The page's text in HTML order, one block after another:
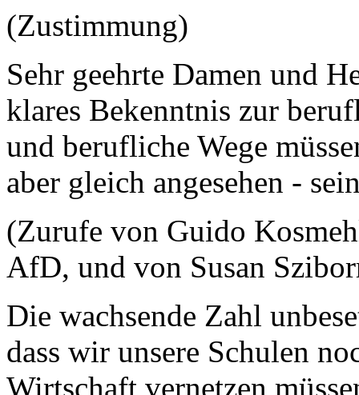
(Zustimmung)
Sehr geehrte Damen und
klares Bekenntnis zur
und berufliche Wege
aber gleich angesehen -
(Zurufe von Guido
AfD, und von Susan
Die wachsende Zahl
dass wir unsere Schulen
Wirtschaft vernetzen